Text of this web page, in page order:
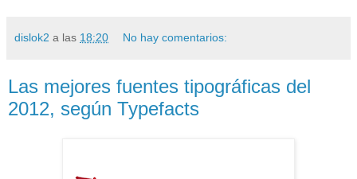
dislok2 a las 18:20 No hay comentarios:
Las mejores fuentes tipográficas del
2012, según Typefacts